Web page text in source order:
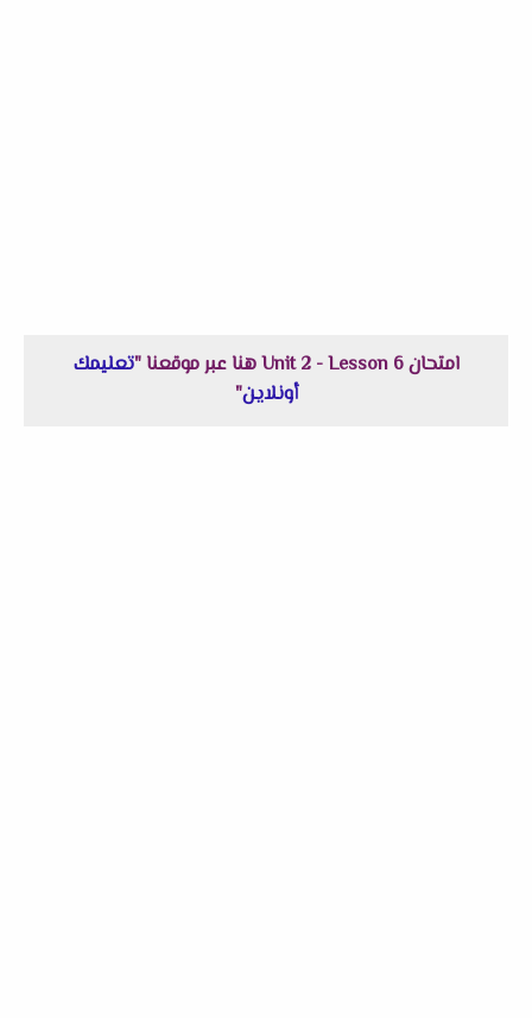
امتحان Unit 2 - Lesson 6 هنا عبر موقعنا "
تعليمك
أونلاين"